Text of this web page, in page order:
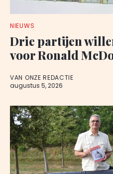
NIEUWS
Drie partijen
voor Ronald
VAN ONZE REDACTIE
augustus 5, 2026